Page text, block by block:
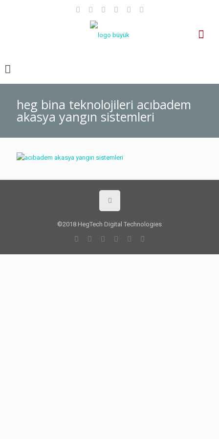
heg bina teknolojileri acıbadem
akasya yangın sistemleri
©2018 HegTech Digital Technologies